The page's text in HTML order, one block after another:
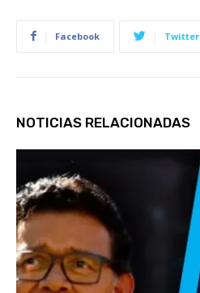
Facebook Twitter
NOTICIAS RELACIONADAS